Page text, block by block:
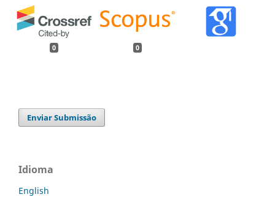
0 0
Enviar Submissão
Idioma
English